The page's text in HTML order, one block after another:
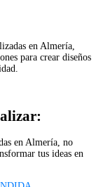
en Almería,
para crear diseños
en Almería, no
tus ideas en